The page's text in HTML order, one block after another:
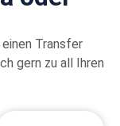
einen Transfer
gern zu all Ihren